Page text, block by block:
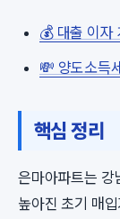
💰 대출 이자
💸 양도소득
핵심 정리
은마아파트는 강
높아진 초기 매